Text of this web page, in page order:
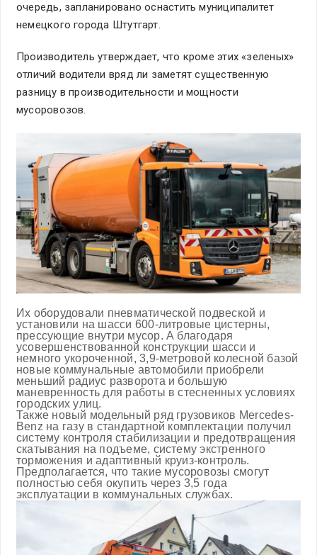
очередь, запланировано оснастить муниципалитет
немецкого города Штутгарт.
Производитель утверждает, что кроме этих «зеленых»
отличий водители вряд ли заметят существенную
разницу в производительности и мощности
мусоровозов.
Их оборудовали пневматической подвеской и
установили на шасси 600-литровые цистерны,
прессующие внутри мусор. А благодаря
усовершенствованной конструкции шасси и
немного укороченной, 3,9-метровой колесной базой
новые коммунальные автомобили приобрели
меньший радиус разворота и большую
маневренность для работы в стесненных условиях
городских улиц.
Также новый модельный ряд грузовиков Mercedes-
Benz на газу в стандартной комплектации получил
систему контроля стабилизации и предотвращения
скатывания на подъеме, систему экстренного
торможения и адаптивный круиз-контроль.
Предполагается, что такие мусоровозы смогут
полностью себя окупить через 3,5 года
эксплуатации в коммунальных службах.